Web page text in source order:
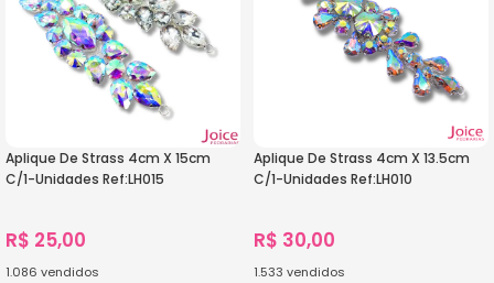
Aplique De Strass 4cm X 15cm
C/1-Unidades Ref:LH015
R$ 25,00
1.086 vendidos
Aplique De Strass 4cm X 13.5cm
C/1-Unidades Ref:LH010
R$ 30,00
1.533 vendidos